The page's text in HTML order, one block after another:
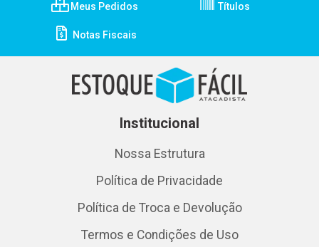
Meus Pedidos Títulos
Notas Fiscais
Institucional
Nossa Estrutura
Política de Privacidade
Política de Troca e Devolução
Termos e Condições de Uso